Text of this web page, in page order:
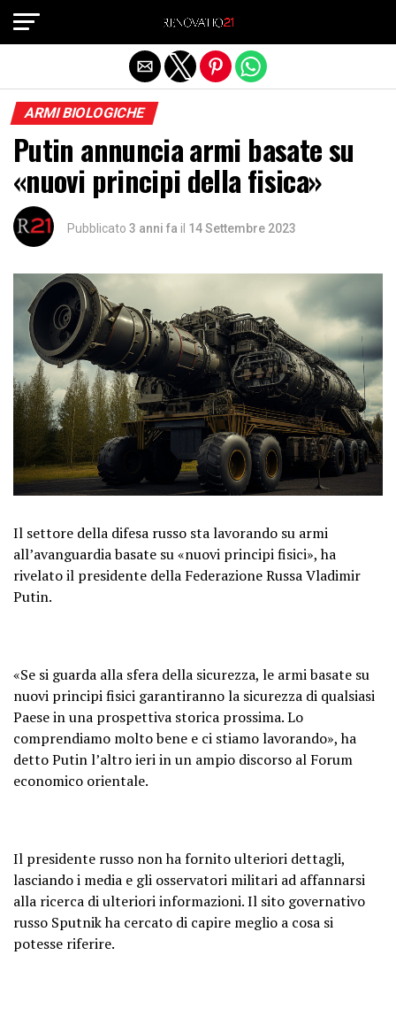
ARMI BIOLOGICHE
Putin annuncia armi basate su
«nuovi principi della fisica»
Pubblicato 3 anni fa il 14 Settembre 2023
Il settore della difesa russo sta lavorando su armi
all’avanguardia basate su «nuovi principi fisici», ha
rivelato il presidente della Federazione Russa Vladimir
Putin.
«Se si guarda alla sfera della sicurezza, le armi basate su
nuovi principi fisici garantiranno la sicurezza di qualsiasi
Paese in una prospettiva storica prossima. Lo
comprendiamo molto bene e ci stiamo lavorando», ha
detto Putin l’altro ieri in un ampio discorso al Forum
economico orientale.
Il presidente russo non ha fornito ulteriori dettagli,
lasciando i media e gli osservatori militari ad affannarsi
alla ricerca di ulteriori informazioni. Il sito governativo
russo Sputnik ha cercato di capire meglio a cosa si
potesse riferire.
Exit mobile version